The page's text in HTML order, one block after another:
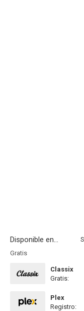
Disponible en...
Gratis
Classix
Gratis:
Plex
Registro: